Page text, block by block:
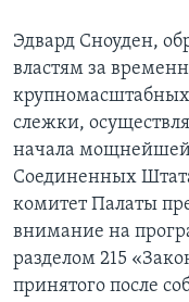
Эдвард Сноуден,
властям за
слежки,
начала
Соединенных
комитет Палаты
внимание на
разделом 215
принятого после